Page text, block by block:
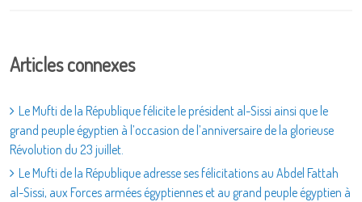
Articles connexes
Le Mufti de la République félicite le président al-Sissi ainsi que le
grand peuple égyptien à l’occasion de l’anniversaire de la glorieuse
Révolution du 23 juillet.
Le Mufti de la République adresse ses félicitations au Abdel Fattah
al-Sissi, aux Forces armées égyptiennes et au grand peuple égyptien à